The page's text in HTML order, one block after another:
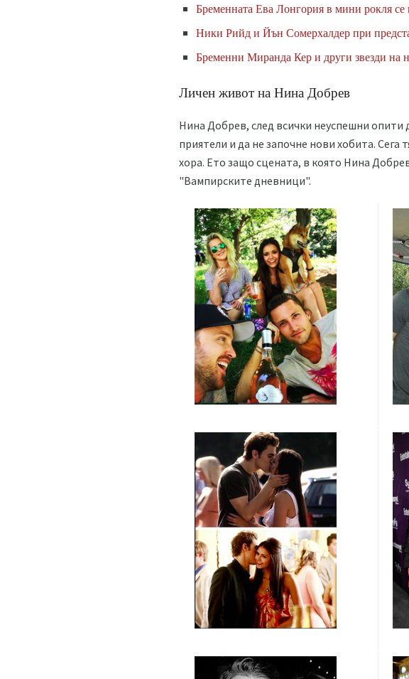
Бременната Ева Лонгория в мини рокля
Ники Рийд и Йън Сомерхалдер при
Бременни Миранда Кер и други звезди на
Личен живот на Нина Добрев
Нина Добрев, след всички неуспешни опити
приятели и да не започне нови хобита. Сега
хора. Ето защо сцената, в която Нина
"Вампирските дневници".